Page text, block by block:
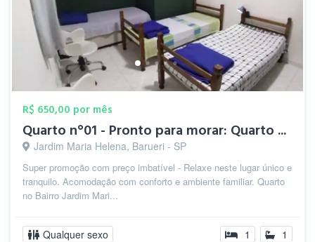
R$ 650,00 por mês
Quarto n°01 - Pronto para morar: Quarto ...
Jardim Maria Helena, Barueri - SP
Super promoção com preço imbatível - Relaxe neste lugar único e
tranquilo. Acomodação com conforto e ambiente familiar. Quarto
no Bairro Jardim Mari...
Qualquer sexo 1 1